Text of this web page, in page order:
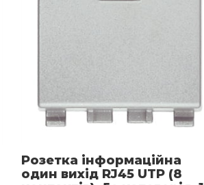
Розетка інформаційна
один вихід RJ45 UTP (8